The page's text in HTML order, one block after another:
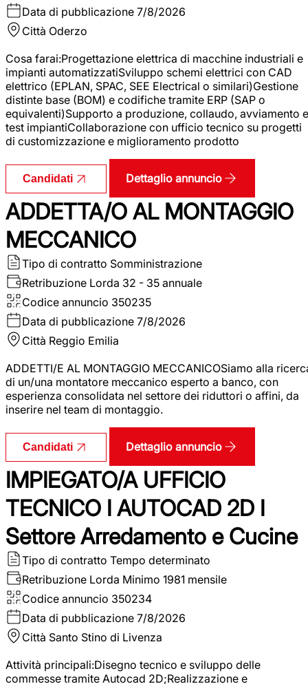
Data di pubblicazione 7/8/2026
Città Oderzo
Cosa farai:Progettazione elettrica di macchine industriali e
impianti automatizzatiSviluppo schemi elettrici con CAD
elettrico (EPLAN, SPAC, SEE Electrical o similari)Gestione
distinte base (BOM) e codifiche tramite ERP (SAP o
equivalenti)Supporto a produzione, collaudo, avviamento e
test impiantiCollaborazione con ufficio tecnico su progetti
di customizzazione e miglioramento prodotto
Candidati Dettaglio annuncio
ADDETTA/O AL MONTAGGIO
MECCANICO
Tipo di contratto Somministrazione
Retribuzione Lorda 32 - 35 annuale
Codice annuncio 350235
Data di pubblicazione 7/8/2026
Città Reggio Emilia
ADDETTI/E AL MONTAGGIO MECCANICOSiamo alla
di un/una montatore meccanico esperto a banco, con
esperienza consolidata nel settore dei riduttori o affini, da
inserire nel team di montaggio.
Candidati Dettaglio annuncio
IMPIEGATO/A UFFICIO
TECNICO I AUTOCAD 2D I
Settore Arredamento e Cucine
Tipo di contratto Tempo determinato
Retribuzione Lorda Minimo 1981 mensile
Codice annuncio 350234
Data di pubblicazione 7/8/2026
Città Santo Stino di Livenza
Attività principali:Disegno tecnico e sviluppo delle
commesse tramite Autocad 2D;Realizzazione e